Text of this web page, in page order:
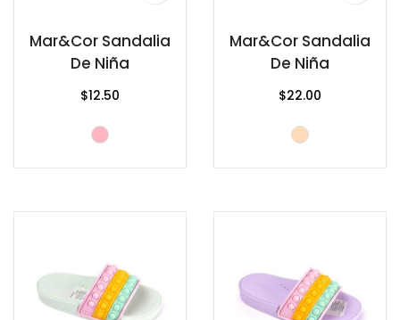
Mar&Cor Sandalia
De Niña
$12.50
Mar&Cor Sandalia
De Niña
$22.00